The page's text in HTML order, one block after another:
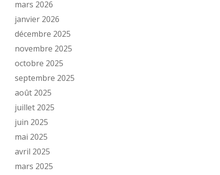
mars 2026
janvier 2026
décembre 2025
novembre 2025
octobre 2025
septembre 2025
août 2025
juillet 2025
juin 2025
mai 2025
avril 2025
mars 2025